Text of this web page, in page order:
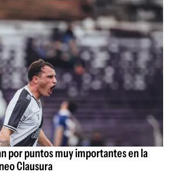
por puntos muy importantes en la
Clausura